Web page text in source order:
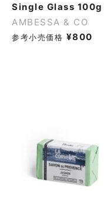
AMBESSA & CO
参考小売価格 ¥800